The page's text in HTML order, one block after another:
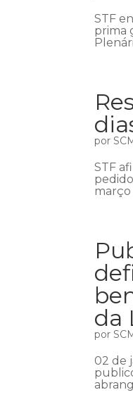
STF
prima
por
STF
março
da
por
02 de